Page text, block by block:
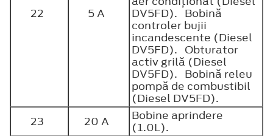
22 5 A
DV5FD). Bobină
controler bujii
incandescente (Diesel
DV5FD). Obturator
activ grilă (Diesel
DV5FD). Bobină releu
pompă de combustibil
(Diesel DV5FD).
23
20 A
Bobine aprindere
(1.0L).